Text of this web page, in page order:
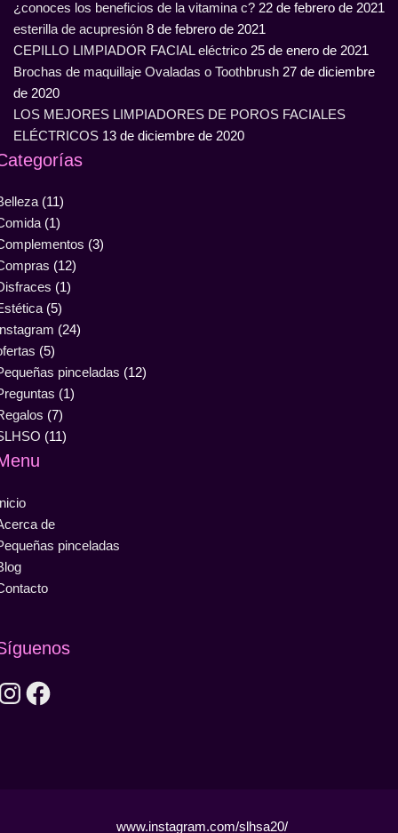
¿conoces los beneficios de la vitamina c? 22 de febrero de 2021
esterilla de acupresión 8 de febrero de 2021
CEPILLO LIMPIADOR FACIAL eléctrico 25 de enero de 2021
Brochas de maquillaje Ovaladas o Toothbrush 27 de diciembre
de 2020
LOS MEJORES LIMPIADORES DE POROS FACIALES
ELÉCTRICOS 13 de diciembre de 2020
(11)
(1)
(3)
(12)
(1)
(5)
(24)
(5)
pinceladas (12)
(1)
(7)
(11)
de
pinceladas
Facebook
www.instagram.com/slhsa20/